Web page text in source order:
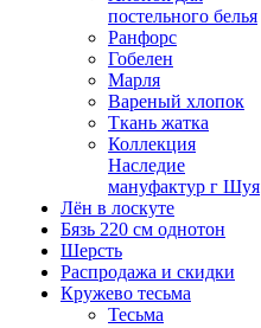
постельного белья
Ранфорс
Гобелен
Марля
Вареный хлопок
Ткань жатка
Коллекция
Наследие
мануфактур г Шуя
Лён в лоскуте
Бязь 220 см однотон
Шерсть
Распродажа и скидки
Кружево тесьма
Тесьма